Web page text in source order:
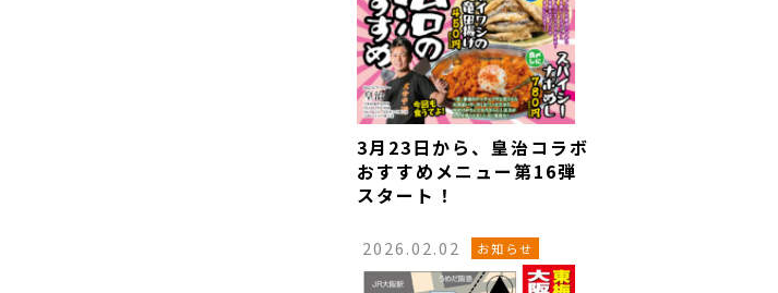
3月23日から、皇治コラボ
おすすめメニュー第16弾
スタート！
2026.02.02 お知らせ